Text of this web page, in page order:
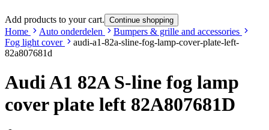
Add products to your cart. Continue shopping
Home Auto onderdelen
Bumpers & grille and accessories
Fog light cover
audi-a1-82a-sline-fog-lamp-cover-plate-left-
82a807681d
Audi A1 82A S-line fog lamp
cover plate left 82A807681D